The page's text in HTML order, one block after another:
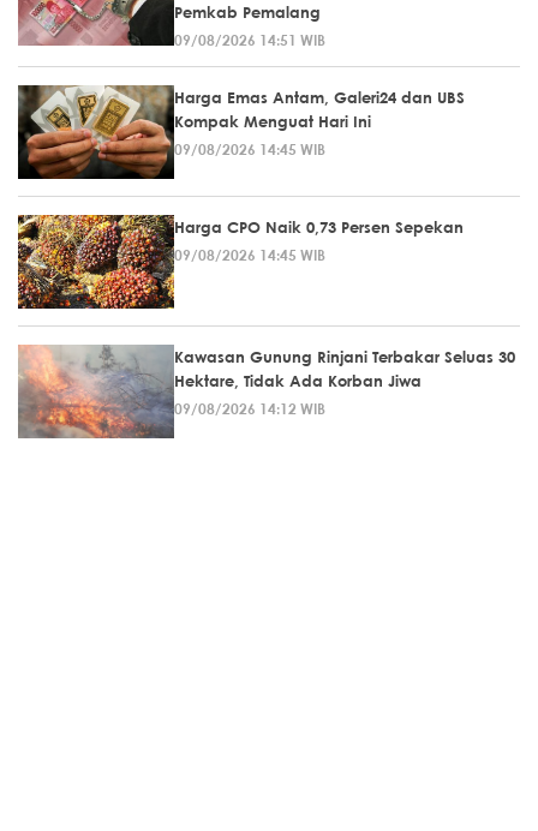
Pemkab Pemalang
09/08/2026 14:51 WIB
Harga Emas Antam, Galeri24 dan UBS
Kompak Menguat Hari Ini
09/08/2026 14:45 WIB
Harga CPO Naik 0,73 Persen Sepekan
09/08/2026 14:45 WIB
Kawasan Gunung Rinjani Terbakar Seluas 30
Hektare, Tidak Ada Korban Jiwa
09/08/2026 14:12 WIB